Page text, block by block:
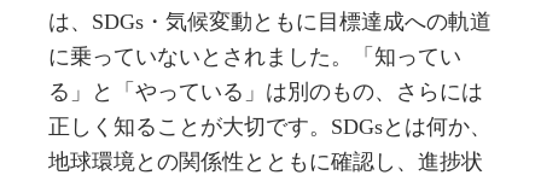
は、SDGs・気候変動ともに目標達成への軌道
に乗っていないとされました。「知ってい
る」と「やっている」は別のもの、さらには
正しく知ることが大切です。SDGsとは何か、
地球環境との関係性とともに確認し、進捗状